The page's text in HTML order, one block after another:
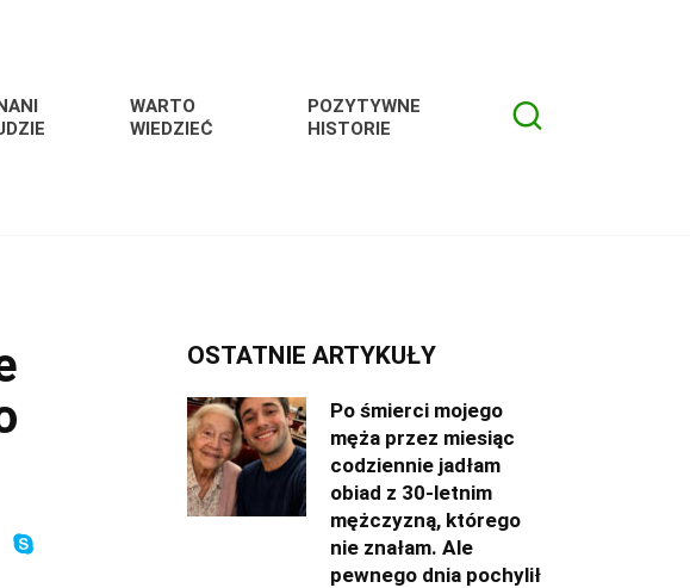
WARTO
WIEDZIEĆ
POZYTYWNE
HISTORIE
OSTATNIE ARTYKUŁY
Po śmierci mojego
męża przez miesiąc
codziennie jadłam
obiad z 30-letnim
mężczyzną, którego
nie znałam. Ale
pewnego dnia pochylił